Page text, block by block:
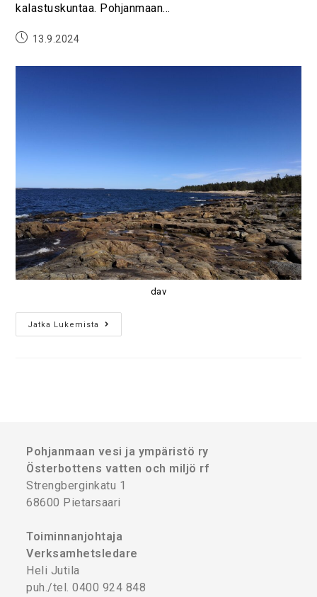
kalastuskuntaa. Pohjanmaan…
13.9.2024
dav
Jatka Lukemista
Pohjanmaan vesi ja ympäristö ry
Österbottens vatten och miljö rf
Strengberginkatu 1
68600 Pietarsaari
Toiminnanjohtaja
Verksamhetsledare
Heli Jutila
puh./tel. 0400 924 848